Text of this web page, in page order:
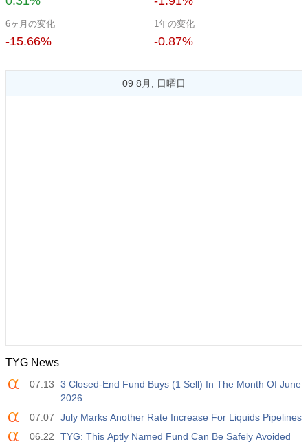
6ヶ月の変化
-15.66%
1年の変化
-0.87%
09 8月, 日曜日
TYG News
07.13
3 Closed-End Fund Buys (1 Sell) In The Month Of June
2026
07.07
July Marks Another Rate Increase For Liquids Pipelines
06.22
TYG: This Aptly Named Fund Can Be Safely Avoided